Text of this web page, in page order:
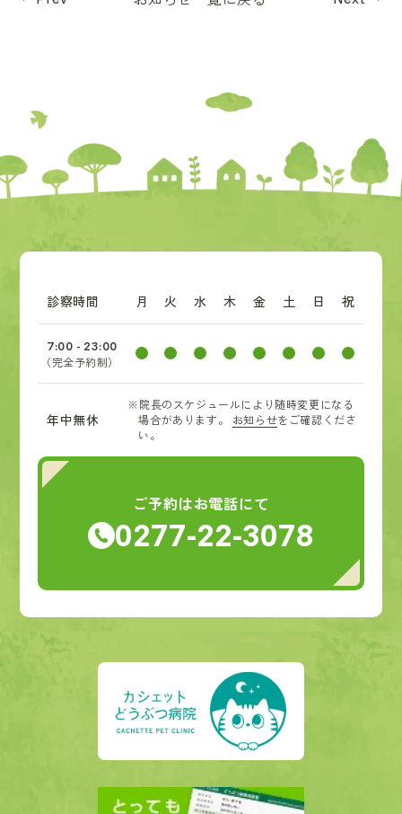
診察時間 月 火 水 木 金 土 日 祝
7:00 - 23:00
（完全予約制）
年中無休
※院長のスケジュールにより随時変更になる
場合があります。 お知らせをご確認くださ
い。
ご予約はお電話にて
0277-22-3078